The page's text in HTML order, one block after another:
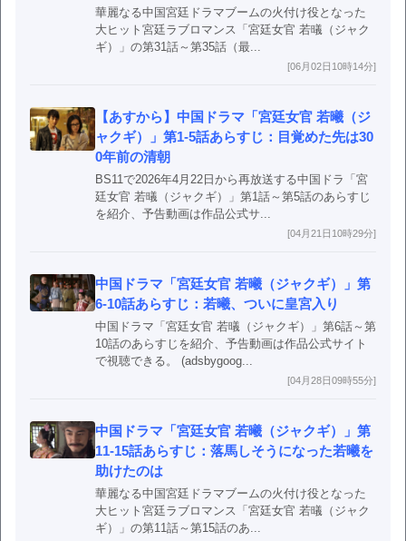
華麗なる中国宮廷ドラマブームの火付け役となった
大ヒット宮廷ラブロマンス「宮廷女官 若㬢（ジャク
ギ）」の第31話～第35話（最...
[06月02日10時14分]
【あすから】中国ドラマ「宮廷女官 若曦（ジ
ャクギ）」第1-5話あらすじ：目覚めた先は30
0年前の清朝
BS11で2026年4月22日から再放送する中国ドラ「宮
廷女官 若㬢（ジャクギ）」第1話～第5話のあらすじ
を紹介、予告動画は作品公式サ...
[04月21日10時29分]
中国ドラマ「宮廷女官 若曦（ジャクギ）」第
6-10話あらすじ：若曦、ついに皇宮入り
中国ドラマ「宮廷女官 若㬢（ジャクギ）」第6話～第
10話のあらすじを紹介、予告動画は作品公式サイト
で視聴できる。 (adsbygoog...
[04月28日09時55分]
中国ドラマ「宮廷女官 若曦（ジャクギ）」第
11-15話あらすじ：落馬しそうになった若曦を
助けたのは
華麗なる中国宮廷ドラマブームの火付け役となった
大ヒット宮廷ラブロマンス「宮廷女官 若㬢（ジャク
ギ）」の第11話～第15話のあ...